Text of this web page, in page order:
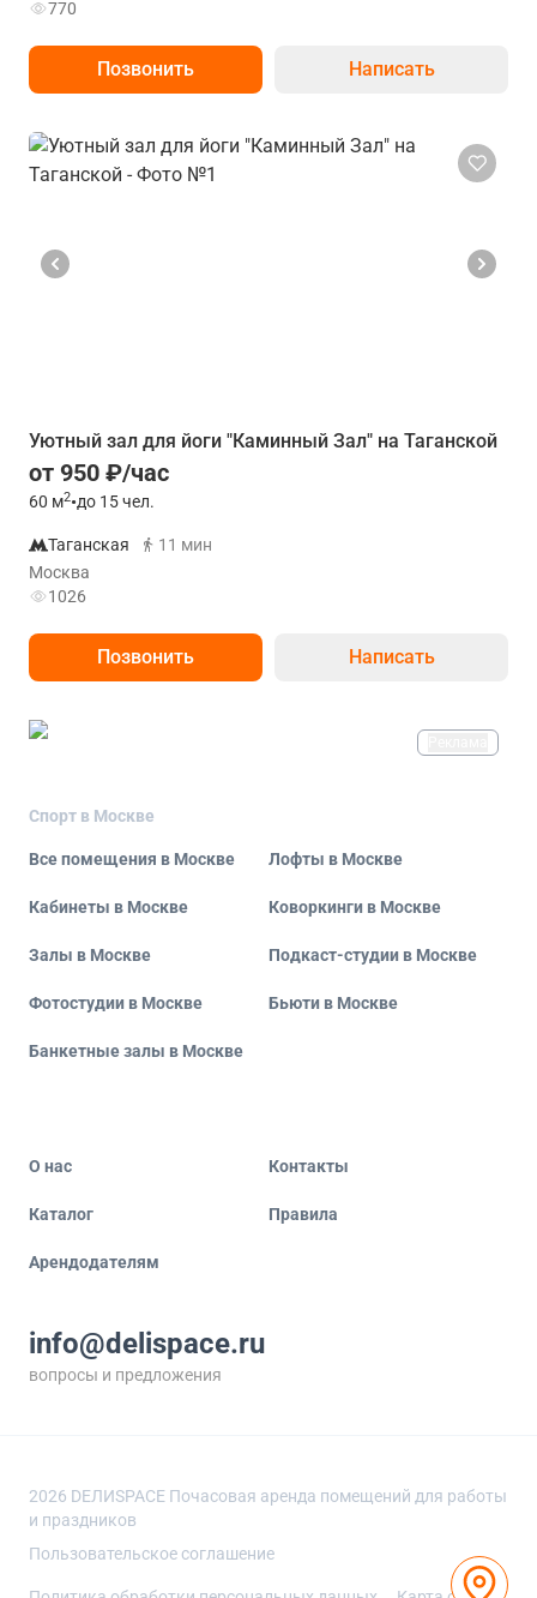
770
Позвонить Написать
Уютный зал для йоги "Каминный Зал" на Таганской
от 950 ₽/час
60 м2•до 15 чел.
Таганская
11 мин
Москва
1026
Позвонить Написать
Спорт в Москве
Все помещения в Москве Лофты в Москве
Кабинеты в Москве Коворкинги в Москве
Залы в Москве Подкаст-студии в Москве
Фотостудии в Москве Бьюти в Москве
Банкетные залы в Москве
О нас Контакты
Каталог Правила
Арендодателям
info@delispace.ru
вопросы и предложения
2026 DEЛИSPACE Почасовая аренда помещений для работы
и праздников
Пользовательское соглашение